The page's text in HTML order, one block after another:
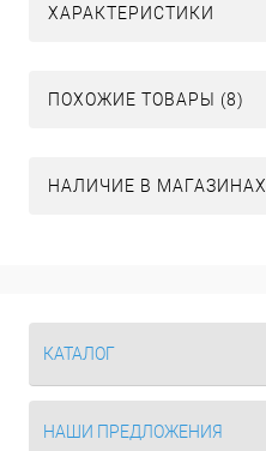
ХАРАКТЕРИСТИКИ
ПОХОЖИЕ ТОВАРЫ (8)
НАЛИЧИЕ В МАГАЗИНАХ
КАТАЛОГ
НАШИ ПРЕДЛОЖЕНИЯ